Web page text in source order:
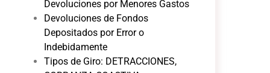
Devoluciones por Menores Gastos
Devoluciones de Fondos
Depositados por Error o
Indebidamente
Tipos de Giro: DETRACCIONES,